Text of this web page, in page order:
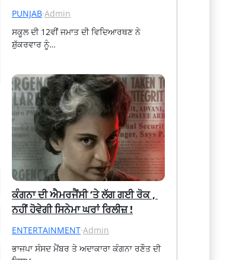
PUNJAB·Admin
ਸਕੂਲ ਦੀ 12ਵੀਂ ਜਮਾਤ ਦੀ ਵਿਦਿਆਰਥਣ ਨੇ
ਸ਼ੁੱਕਰਵਾਰ ਨੂੰ…
ਕੰਗਨਾ ਦੀ ਐਮਰਜੈਂਸੀ ‘ਤੇ ਲੱਗ ਗਈ ਰੋਕ ,
ਨਹੀਂ ਹੋਵੇਗੀ ਸਿਨੇਮਾ ਘਰਾਂ ਰਿਲੀਜ਼ !
ENTERTAINMENT·Admin
ਭਾਜਪਾ ਸੰਸਦ ਮੈਂਬਰ ਤੇ ਅਦਾਕਾਰਾ ਕੰਗਨਾ ਰਣੌਤ ਦੀ